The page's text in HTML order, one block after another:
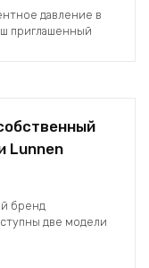
давление в
приглашенный
Lunnen
бренд
две модели